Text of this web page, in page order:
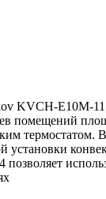
KVCH-E10M-11
помещений
термостатом.
установки